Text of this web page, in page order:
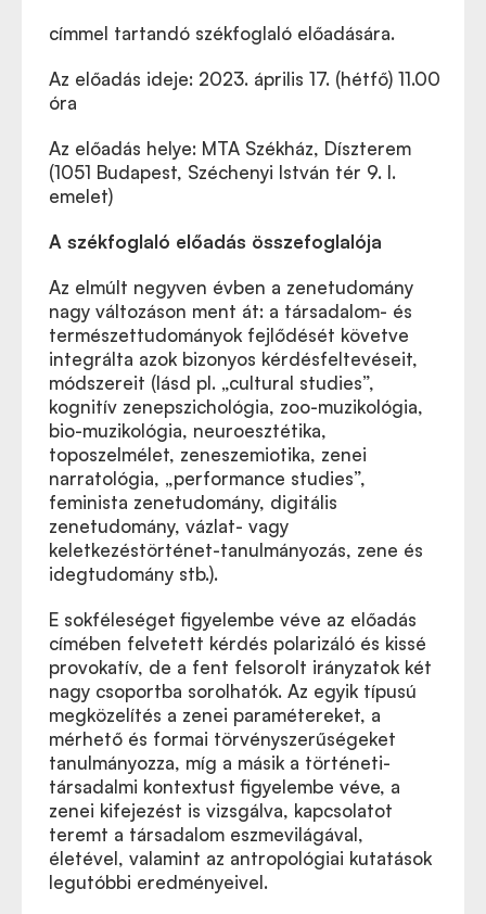
címmel tartandó székfoglaló előadására.
Az előadás ideje: 2023. április 17. (hétfő) 11.00
óra
Az előadás helye: MTA Székház, Díszterem
(1051 Budapest, Széchenyi István tér 9. I.
emelet)
A székfoglaló előadás összefoglalója
Az elmúlt negyven évben a zenetudomány
nagy változáson ment át: a társadalom- és
természettudományok fejlődését követve
integrálta azok bizonyos kérdésfeltevéseit,
módszereit (lásd pl. „cultural studies”,
kognitív zenepszichológia, zoo-muzikológia,
bio-muzikológia, neuroesztétika,
toposzelmélet, zeneszemiotika, zenei
narratológia, „performance studies”,
feminista zenetudomány, digitális
zenetudomány, vázlat- vagy
keletkezéstörténet-tanulmányozás, zene és
idegtudomány stb.).
E sokféleséget figyelembe véve az előadás
címében felvetett kérdés polarizáló és kissé
provokatív, de a fent felsorolt irányzatok két
nagy csoportba sorolhatók. Az egyik típusú
megközelítés a zenei paramétereket, a
mérhető és formai törvényszerűségeket
tanulmányozza, míg a másik a történeti-
társadalmi kontextust figyelembe véve, a
zenei kifejezést is vizsgálva, kapcsolatot
teremt a társadalom eszmevilágával,
életével, valamint az antropológiai kutatások
legutóbbi eredményeivel.